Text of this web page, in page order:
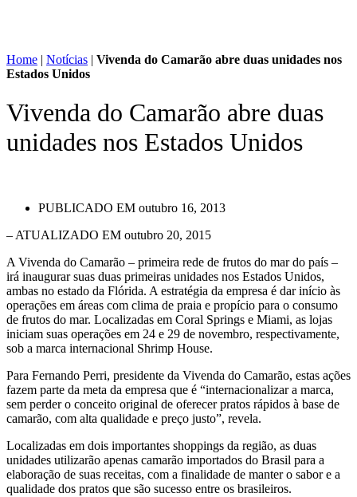
Home | Notícias | Vivenda do Camarão abre duas unidades nos
Estados Unidos
Vivenda do Camarão abre duas
unidades nos Estados Unidos
PUBLICADO EM outubro 16, 2013
– ATUALIZADO EM outubro 20, 2015
A Vivenda do Camarão – primeira rede de frutos do mar do país –
irá inaugurar suas duas primeiras unidades nos Estados Unidos,
ambas no estado da Flórida. A estratégia da empresa é dar início às
operações em áreas com clima de praia e propício para o consumo
de frutos do mar. Localizadas em Coral Springs e Miami, as lojas
iniciam suas operações em 24 e 29 de novembro, respectivamente,
sob a marca internacional Shrimp House.
Para Fernando Perri, presidente da Vivenda do Camarão, estas ações
fazem parte da meta da empresa que é “internacionalizar a marca,
sem perder o conceito original de oferecer pratos rápidos à base de
camarão, com alta qualidade e preço justo”, revela.
Localizadas em dois importantes shoppings da região, as duas
unidades utilizarão apenas camarão importados do Brasil para a
elaboração de suas receitas, com a finalidade de manter o sabor e a
qualidade dos pratos que são sucesso entre os brasileiros.